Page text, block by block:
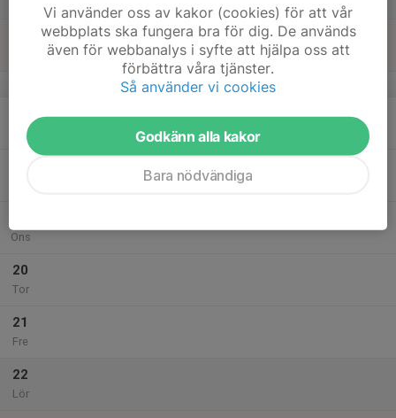
v.20
Mån
Ons
20
Tor
21
Fre
22
Lör
Vi använder oss av kakor (cookies) för att vår
webbplats ska fungera bra för dig. De används
även för webbanalys i syfte att hjälpa oss att
förbättra våra tjänster.
Så använder vi cookies
Godkänn alla kakor
Bara nödvändiga